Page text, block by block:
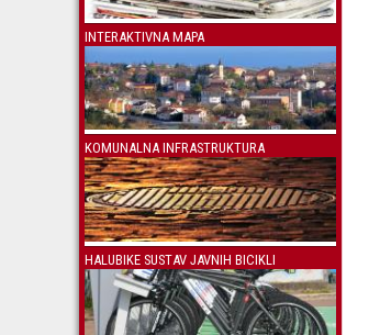
INTERAKTIVNA MAPA
KOMUNALNA INFRASTRUKTURA
HALUBIKE SUSTAV JAVNIH BICIKLI